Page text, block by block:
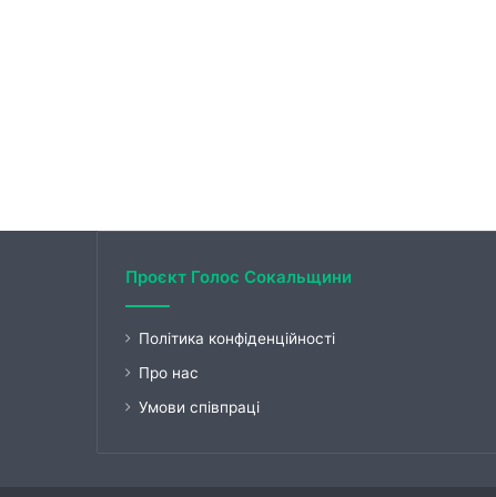
Проєкт Голос Сокальщини
Політика конфіденційності
Про нас
Умови співпраці